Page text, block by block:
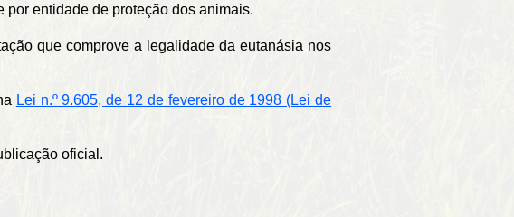
entidade de proteção dos animais.
que comprove a legalidade da eutanásia nos
Lei n.º 9.605, de 12 de fevereiro de 1998 (Lei de
oficial.